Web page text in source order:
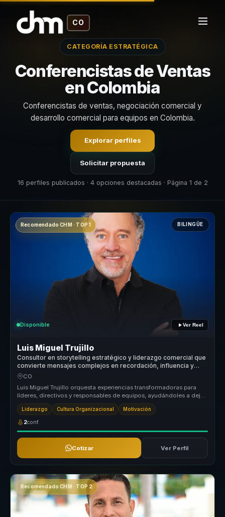
CO
CATEGORÍA ESTRATÉGICA
Conferencistas de Ventas
en Colombia
Conferencistas de ventas, negociación comercial y
desarrollo comercial para equipos en Colombia.
Explorar perfiles
Solicitar propuesta
16 perfiles publicados · 4 opciones destacadas · Página 1 de 2
Recomendado CHM · TOP 1 BILINGÜE
Disponible Ver Reel
Luis Miguel Trujillo
Consultor en storytelling estratégico y liderazgo comercial que
convierte mensajes complejos en recordación, influencia y
motivación para líderes y equipos.
CO
Luis Miguel Trujillo orquesta experiencias transformadoras para
líderes, directivos y responsables de equipos, ayudándoles a dejar
atrás ...
Liderazgo Cultura Organizacional Motivación
2conf.
Cotizar Ver Perfil
Recomendado CHM · TOP 2